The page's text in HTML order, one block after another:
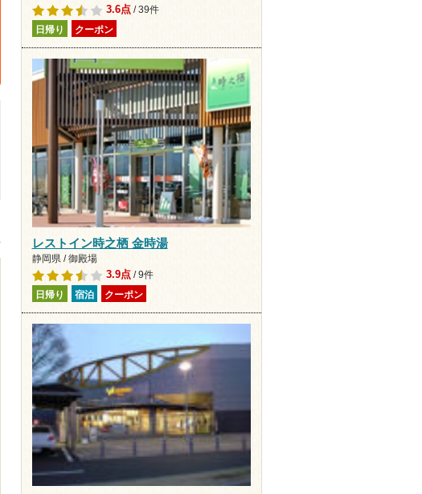
3.6点/ 39件
日帰り クーポン
レストイン時之栖 金時湯
静岡県 / 御殿場
3.9点/ 9件
日帰り 宿泊 クーポン